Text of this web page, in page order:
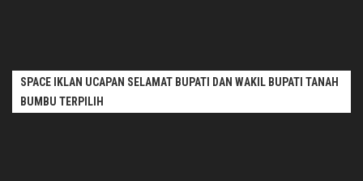
SPACE IKLAN UCAPAN SELAMAT BUPATI DAN WAKIL BUPATI TANAH
BUMBU TERPILIH